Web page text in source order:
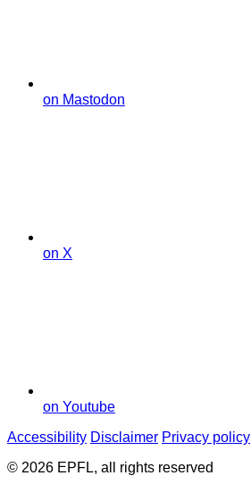
on Mastodon
on X
on Youtube
Accessibility Disclaimer Privacy policy
© 2026 EPFL, all rights reserved